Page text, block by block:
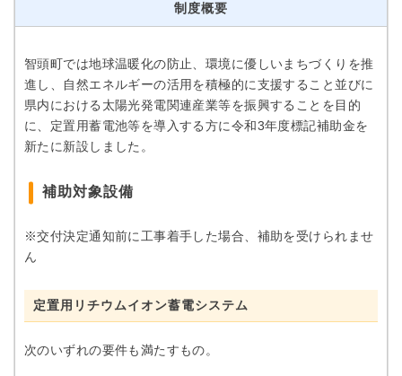
制度概要
智頭町では地球温暖化の防止、環境に優しいまちづくりを推
進し、自然エネルギーの活用を積極的に支援すること並びに
県内における太陽光発電関連産業等を振興することを目的
に、定置用蓄電池等を導入する方に令和3年度標記補助金を
新たに新設しました。
補助対象設備
※交付決定通知前に工事着手した場合、補助を受けられませ
ん
定置用リチウムイオン蓄電システム
次のいずれの要件も満たすもの。